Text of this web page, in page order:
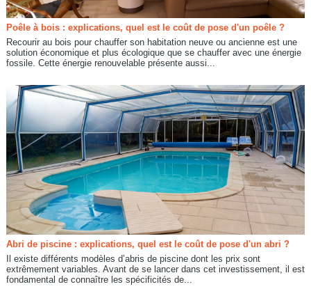
Poêle à bois : explications, quel est le coût de pose d'un poêle ?
Recourir au bois pour chauffer son habitation neuve ou ancienne est une
solution économique et plus écologique que se chauffer avec une énergie
fossile. Cette énergie renouvelable présente aussi...
Abri de piscine : explications, quel est le coût de pose d'un abri ?
Il existe différents modèles d’abris de piscine dont les prix sont
extrêmement variables. Avant de se lancer dans cet investissement, il est
fondamental de connaître les spécificités de...